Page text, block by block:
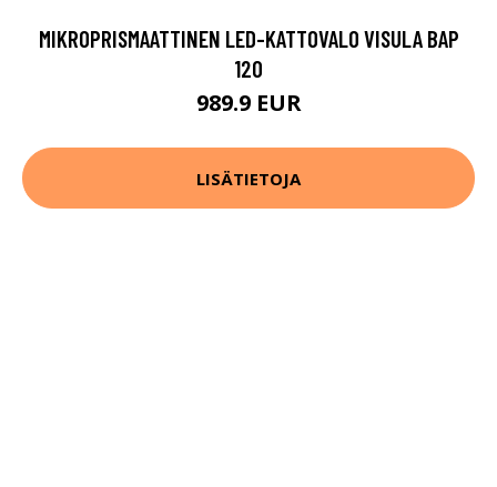
MIKROPRISMAATTINEN LED-KATTOVALO VISULA BAP
120
989.9 EUR
LISÄTIETOJA